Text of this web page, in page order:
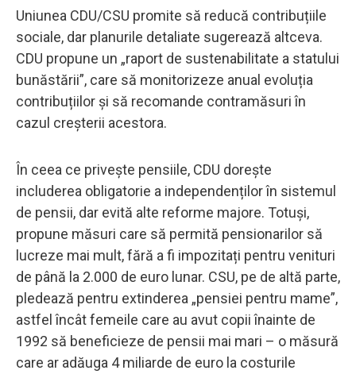
Uniunea CDU/CSU promite să reducă contribuțiile
sociale, dar planurile detaliate sugerează altceva.
CDU propune un „raport de sustenabilitate a statului
bunăstării”, care să monitorizeze anual evoluția
contribuțiilor și să recomande contramăsuri în
cazul creșterii acestora.
În ceea ce privește pensiile, CDU dorește
includerea obligatorie a independenților în sistemul
de pensii, dar evită alte reforme majore. Totuși,
propune măsuri care să permită pensionarilor să
lucreze mai mult, fără a fi impozitați pentru venituri
de până la 2.000 de euro lunar. CSU, pe de altă parte,
pledează pentru extinderea „pensiei pentru mame”,
astfel încât femeile care au avut copii înainte de
1992 să beneficieze de pensii mai mari – o măsură
care ar adăuga 4 miliarde de euro la costurile